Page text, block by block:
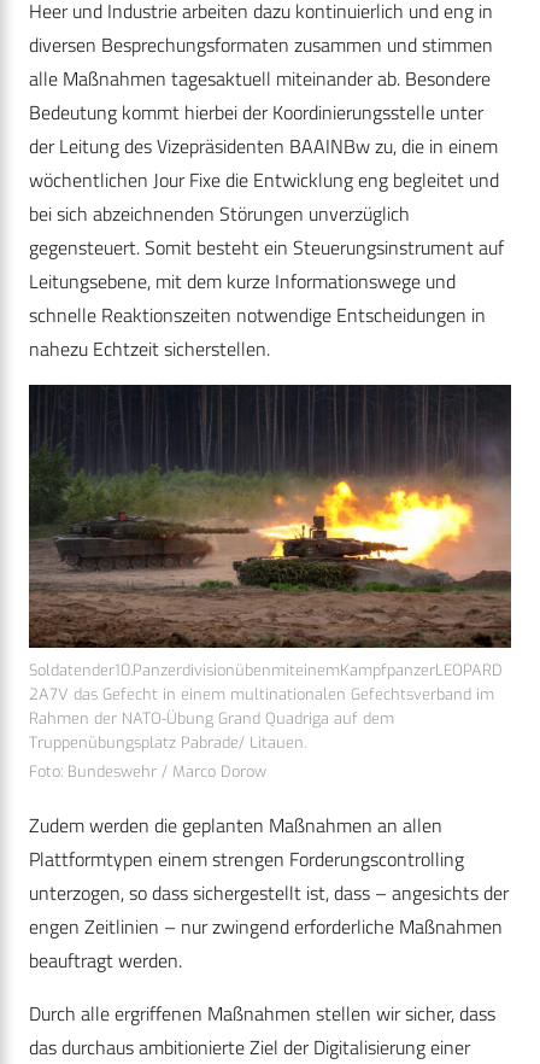
Heer und Industrie arbeiten dazu kontinuierlich und eng in
diversen Besprechungsformaten zusammen und stimmen
alle Maßnahmen tagesaktuell miteinander ab. Besondere
Bedeutung kommt hierbei der Koordinierungsstelle unter
der Leitung des Vizepräsidenten BAAINBw zu, die in einem
wöchentlichen Jour Fixe die Entwicklung eng begleitet und
bei sich abzeichnenden Störungen unverzüglich
gegensteuert. Somit besteht ein Steuerungsinstrument auf
Leitungsebene, mit dem kurze Informationswege und
schnelle Reaktionszeiten notwendige Entscheidungen in
nahezu Echtzeit sicherstellen.
Soldatender10.PanzerdivisionübenmiteinemKampfpanzerLEOPARD
2A7V das Gefecht in einem multinationalen Gefechtsverband im
Rahmen der NATO-Übung Grand Quadriga auf dem
Truppenübungsplatz Pabrade/ Litauen.
Foto: Bundeswehr / Marco Dorow
Zudem werden die geplanten Maßnahmen an allen
Plattformtypen einem strengen Forderungscontrolling
unterzogen, so dass sichergestellt ist, dass – angesichts der
engen Zeitlinien – nur zwingend erforderliche Maßnahmen
beauftragt werden.
Durch alle ergriffenen Maßnahmen stellen wir sicher, dass
das durchaus ambitionierte Ziel der Digitalisierung einer